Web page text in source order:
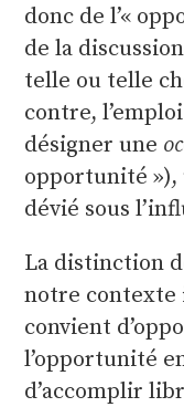
donc de l’«
de la
telle ou telle
contre,
désigner une
opportunité »),
dévié sous
La distinction
notre contexte
convient
l’opportunité
d’accomplir